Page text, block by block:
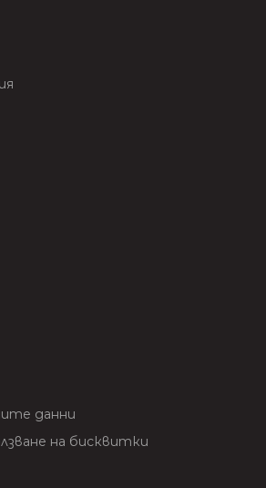
данни
на бисквитки